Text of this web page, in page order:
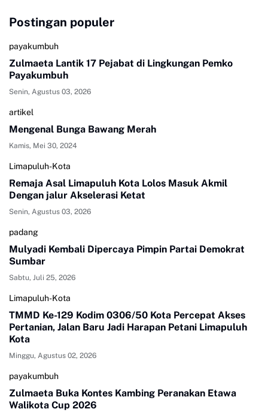
Postingan populer
payakumbuh
Zulmaeta Lantik 17 Pejabat di Lingkungan Pemko
Payakumbuh
Senin, Agustus 03, 2026
artikel
Mengenal Bunga Bawang Merah
Kamis, Mei 30, 2024
Limapuluh-Kota
Remaja Asal Limapuluh Kota Lolos Masuk Akmil
Dengan jalur Akselerasi Ketat
Senin, Agustus 03, 2026
padang
Mulyadi Kembali Dipercaya Pimpin Partai Demokrat
Sumbar
Sabtu, Juli 25, 2026
Limapuluh-Kota
TMMD Ke-129 Kodim 0306/50 Kota Percepat Akses
Pertanian, Jalan Baru Jadi Harapan Petani Limapuluh
Kota
Minggu, Agustus 02, 2026
payakumbuh
Zulmaeta Buka Kontes Kambing Peranakan Etawa
Walikota Cup 2026